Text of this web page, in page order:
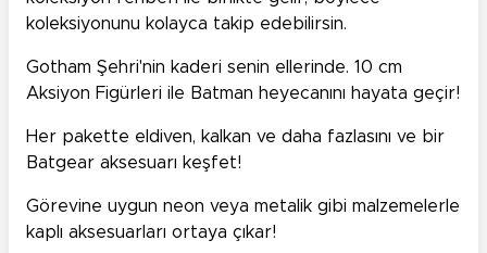
koleksiyonunu kolayca takip edebilirsin.
Gotham Şehri'nin kaderi senin ellerinde. 10 cm
Aksiyon Figürleri ile Batman heyecanını hayata geçir!
Her pakette eldiven, kalkan ve daha fazlasını ve bir
Batgear aksesuarı keşfet!
Görevine uygun neon veya metalik gibi malzemelerle
kaplı aksesuarları ortaya çıkar!